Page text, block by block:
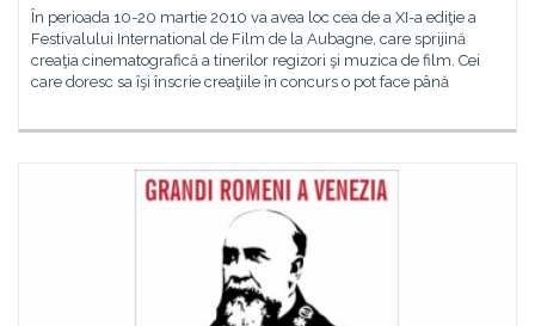
În perioada 10-20 martie 2010 va avea loc cea de a XI-a ediţie a
Festivalului International de Film de la Aubagne, care sprijină
creaţia cinematografică a tinerilor regizori şi muzica de film. Cei
care doresc sa îşi înscrie creaţiile în concurs o pot face până